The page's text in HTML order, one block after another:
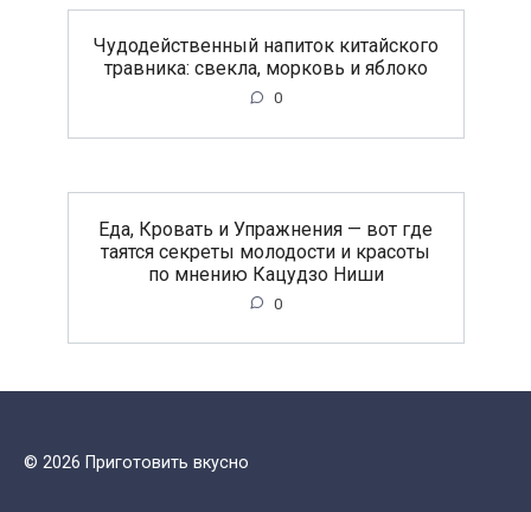
Чудодейственный напиток китайского
травника: свекла, морковь и яблоко
0
Еда, Кровать и Упражнения — вот где
таятся секреты молодости и красоты
по мнению Кацудзо Ниши
0
© 2026 Приготовить вкусно